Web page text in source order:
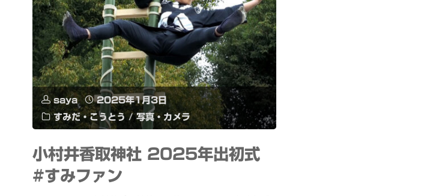
saya
2025年1月3日
すみだ・こうとう / 写真・カメラ
小村井香取神社 2025年出初式
#すみファン